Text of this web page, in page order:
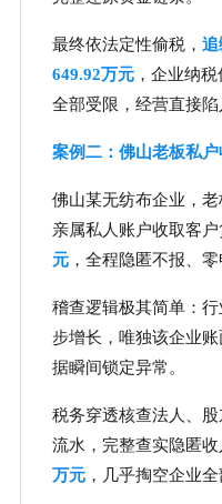
最终依法定性偷税， 追
649.92万元，企业纳税
全部受限，经营直接陷
案例二：佛山老板私
佛山某无纺布企业，老
亲属私人账户收取客
元，全程隐匿不报、零
稽查逻辑极其简单：
步增长，唯独该企业
据瞬间锁定异常。
税务穿透核查法人、
流水，完整查实隐匿
万元，几乎掏空企业全